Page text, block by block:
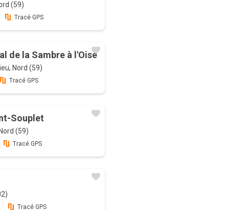
(59)
Tracé GPS
de la Sambre à l'Oise
Nord (59)
Tracé GPS
Souplet
(59)
Tracé GPS
Tracé GPS